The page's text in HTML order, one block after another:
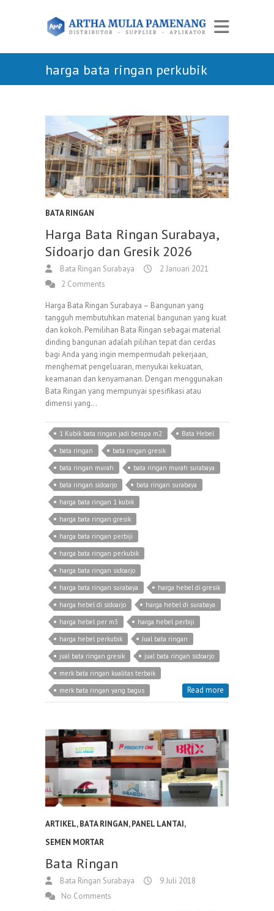
harga bata ringan perkubik
BATA RINGAN
Harga Bata Ringan Surabaya,
Sidoarjo dan Gresik 2026
Bata Ringan Surabaya
2 Januari 2021
2 Comments
Harga Bata Ringan Surabaya – Bangunan yang
tangguh membutuhkan material bangunan yang kuat
dan kokoh. Pemilihan Bata Ringan sebagai material
dinding bangunan adalah pilihan tepat dan cerdas
bagi Anda yang ingin mempermudah pekerjaan,
menghemat pengeluaran, menyukai kekuatan,
keamanan dan kenyamanan. Dengan menggunakan
Bata Ringan yang mempunyai spesifikasi atau
dimensi yang…
1 Kubik bata ringan jadi berapa m2
Bata Hebel
bata ringan
bata ringan gresik
bata ringan murah
bata ringan murah surabaya
bata ringan sidoarjo
bata ringan surabaya
harga bata ringan 1 kubik
harga bata ringan gresik
harga bata ringan perbiji
harga bata ringan perkubik
harga bata ringan sidoarjo
harga bata ringan surabaya
harga hebel di gresik
harga hebel di sidoarjo
harga hebel di surabaya
harga hebel per m3
harga hebel perbiji
harga hebel perkubik
Jual bata ringan
jual bata ringan gresik
jual bata ringan sidoarjo
merk bata ringan kualitas terbaik
merk bata ringan yang bagus
Read more
ARTIKEL,BATA RINGAN,PANEL LANTAI,
SEMEN MORTAR
Bata Ringan
Bata Ringan Surabaya
9 Juli 2018
No Comments